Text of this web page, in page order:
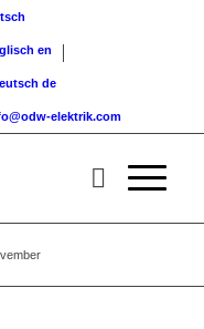
en
de
elektrik.com